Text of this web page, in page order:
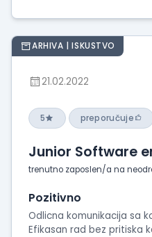
ARHIVA | ISKUSTVO
21.02.2022
5 preporučuje
Junior Software
trenutno zaposlen/a na
Pozitivno
Odlicna komunikacija sa
Efikasan rad bez pritiska